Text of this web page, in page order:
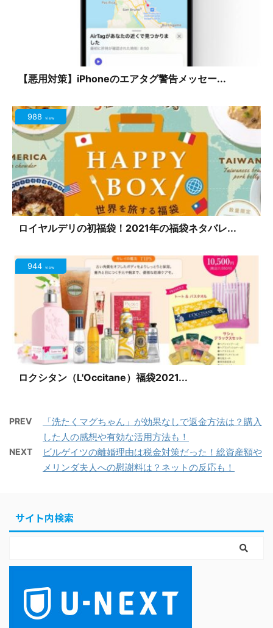
【悪用対策】iPhoneのエアタグ警告メッセー...
988 view
ロイヤルデリの初福袋！2021年の福袋ネタバレ...
944 view
ロクシタン（L'Occitane）福袋2021...
PREV
「洗たくマグちゃん」が効果なしで返金方法は？購入
した人の感想や有効な活用方法も！
NEXT
ビルゲイツの離婚理由は税金対策だった！総資産額や
メリンダ夫人への慰謝料は？ネットの反応も！
サイト内検索